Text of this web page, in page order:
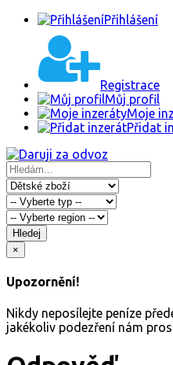
Přihlášení
Registrace
Můj profil
Moje
Přidat
Hledej
×
Upozornění!
Nikdy neposílejte peníze
jakékoliv podezření nám